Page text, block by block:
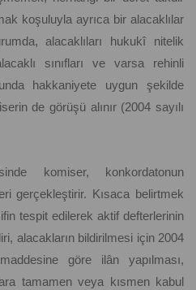
koşuluyla ayrıca bir alacaklılar
alacaklıları hukukî nitelik
sınıfları ve varsa rehinli
hakkaniyete uygun şekilde
de görüşü alınır (2004 sayılı
komiser, konkordatonun
gerçekleştirir. Kısaca belirtmek
tespit edilerek aktif defterlerinin
alacakların bildirilmesi için 2004
göre ilân yapılması,
tamamen veya kısmen kabul